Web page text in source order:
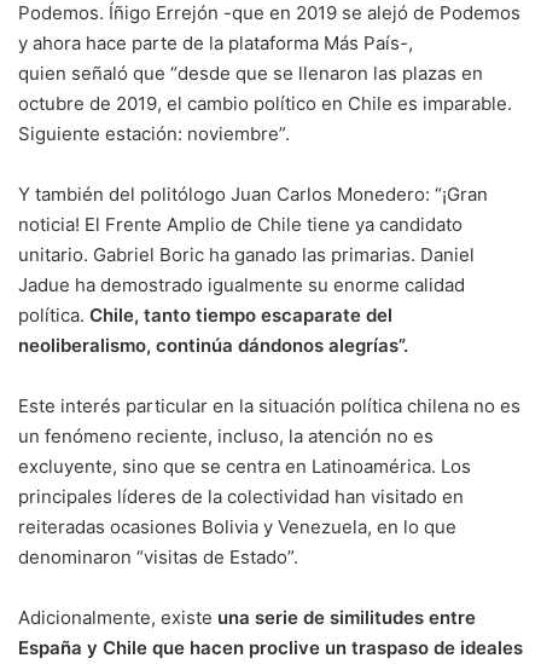
Podemos. Íñigo Errejón -que en 2019 se alejó de Podemos
y ahora hace parte de la plataforma Más País-,
quien señaló que “desde que se llenaron las plazas en
octubre de 2019, el cambio político en Chile es imparable.
Siguiente estación: noviembre”.
Y también del politólogo Juan Carlos Monedero: “¡Gran
noticia! El Frente Amplio de Chile tiene ya candidato
unitario. Gabriel Boric ha ganado las primarias. Daniel
Jadue ha demostrado igualmente su enorme calidad
política. Chile, tanto tiempo escaparate del
neoliberalismo, continúa dándonos alegrías”.
Este interés particular en la situación política chilena no es
un fenómeno reciente, incluso, la atención no es
excluyente, sino que se centra en Latinoamérica. Los
principales líderes de la colectividad han visitado en
reiteradas ocasiones Bolivia y Venezuela, en lo que
denominaron “visitas de Estado”.
Adicionalmente, existe una serie de similitudes entre
España y Chile que hacen proclive un traspaso de ideales